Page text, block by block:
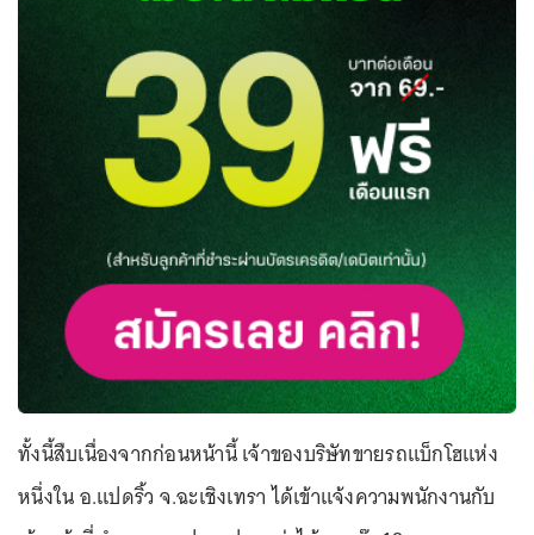
ทั้งนี้สืบเนื่องจากก่อนหน้านี้ เจ้าของบริษัทขายรถแบ็กโฮแห่ง
หนึ่งใน อ.แปดริ้ว จ.ฉะเชิงเทรา ได้เข้าแจ้งความพนักงานกับ